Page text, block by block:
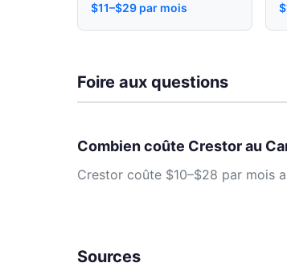
$11–$29 par mois
Foire aux questions
Combien coûte Crestor au
Crestor coûte $10–$28 par mois
Sources